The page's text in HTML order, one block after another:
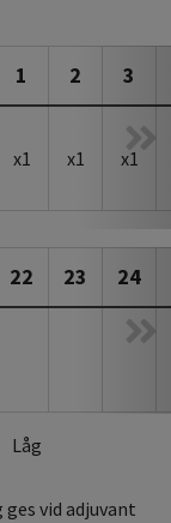
1 2 3
x1 x1 x1
22 23 24
Låg
vid adjuvant